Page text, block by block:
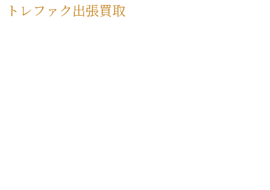
トレファク出張買取